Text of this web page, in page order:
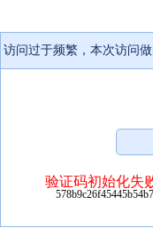
访问过于频繁，本次访问做
验证码初始化失